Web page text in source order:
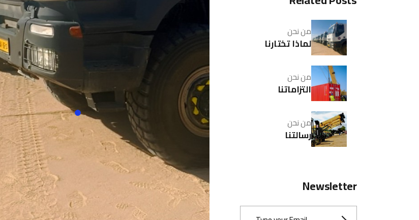
من نحن
لماذا تختارنا
من نحن
التزاماتنا
من نحن
رسالتنا
Newsletter